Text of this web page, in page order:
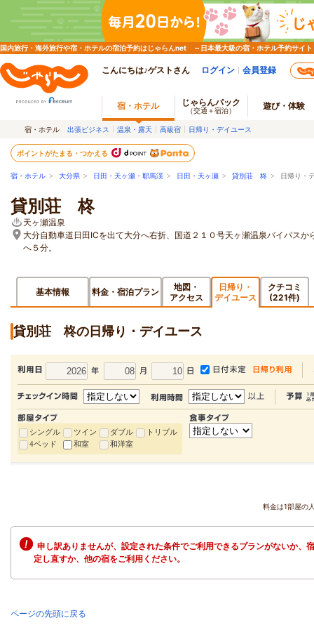
国内旅行・海外旅行や宿・ホテルの宿泊予約はじゃらんnet ～日本最大級の宿・ホテル予約サイト
こんにちは♪ゲストさん ログイン 会員登録
宿・ホテル じゃらんパック
（交通＋宿泊） 遊び・体験
宿・ホテル 出張ビジネス 温泉・露天 高級宿 日帰り・デイユース
ポイントがたまる・つかえる
宿・ホテル > 大分県 > 日田・天ヶ瀬・耶馬渓 > 日田・天ヶ瀬 > 貸別荘 柊 > 日帰り・
貸別荘 柊
天ヶ瀬温泉
大分自動車道日田ICを出て大分へ右折、国道２１０号天ヶ瀬温泉バイパスか
へ５分。
基本情報 料金・宿泊プラン
地図・
アクセス
日帰り・
デイユース
クチコミ
(221件)
貸別荘 柊の日帰り・デイユース
シングル ツイン ダブル
トリプル
4ベッド
和室 和洋室
料金は1部屋の
申し訳ありませんが、設定された条件でご利用できるプランがないか、
定し直すか、他の宿をご利用ください。
ページの先頭に戻る